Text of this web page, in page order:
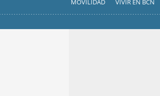
MOVILIDAD VIVIR EN BCN